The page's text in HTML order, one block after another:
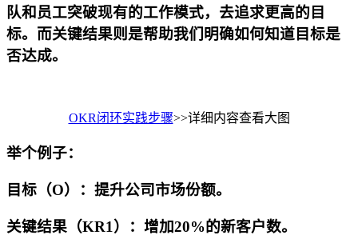
队和员工突破现有的工作模式，去追求更高的目
标。而关键结果则是帮助我们明确如何知道目标是
否达成。
OKR闭环实践步骤>>详细内容查看大图
举个例子：
目标（O）：提升公司市场份额。
关键结果（KR1）：增加20%的新客户数。